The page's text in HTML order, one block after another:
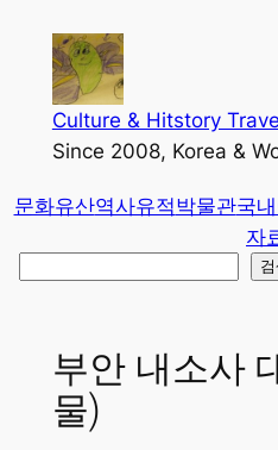
가
Culture & Hitstory
Since 2008, Korea &
문화유산역사유적박물관국
자
검
부안 내소사
물)